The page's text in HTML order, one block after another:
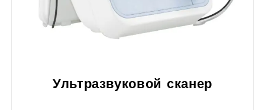
Ультразвуковой сканер